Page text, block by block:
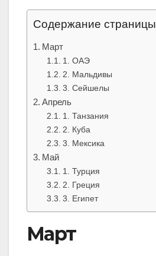
Содержание страницы
Март
1. ОАЭ
2. Мальдивы
3. Сейшелы
Апрель
1. Танзания
2. Куба
3. Мексика
Май
1. Турция
2. Греция
3. Египет
Март